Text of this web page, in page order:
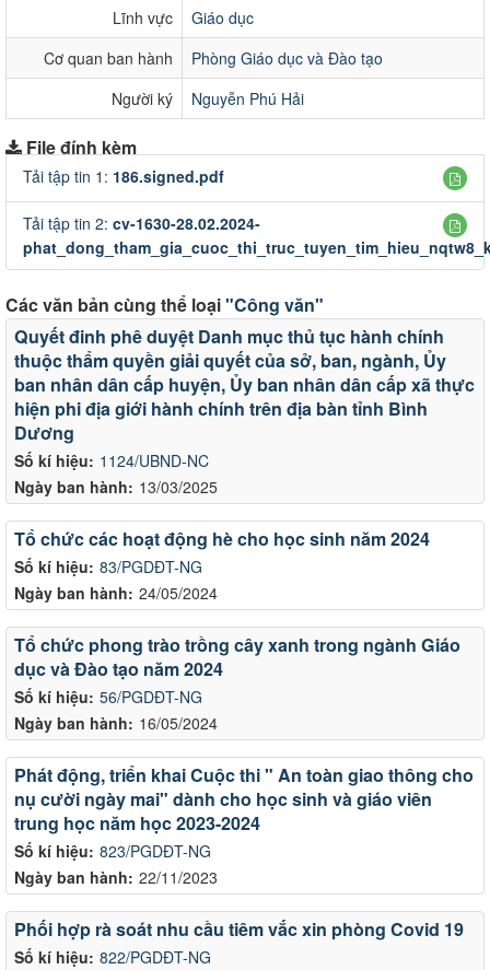
Lĩnh vực
Giáo dục
Cơ quan ban hành
Phòng Giáo dục và Đào tạo
Người ký
Nguyễn Phú Hải
File đính kèm
Tải tập tin 1: 186.signed.pdf
Tải tập tin 2: cv-1630-28.02.2024-
Các văn bản cùng thể loại"Công văn"
Số kí hiệu: 1124/UBND-NC
Ngày ban hành: 13/03/2025
Quyết đinh phê duyệt Danh mục thủ tục hành chính
thuộc thẩm quyền giải quyết của sở, ban, ngành, Ủy
ban nhân dân cấp huyện, Ủy ban nhân dân cấp xã thực
hiện phi địa giới hành chính trên địa bàn tỉnh Bình
Dương
Số kí hiệu: 83/PGDĐT-NG
Ngày ban hành: 24/05/2024
Tổ chức các hoạt động hè cho học sinh năm 2024
Số kí hiệu: 56/PGDĐT-NG
Ngày ban hành: 16/05/2024
Tổ chức phong trào trồng cây xanh trong ngành Giáo
dục và Đào tạo năm 2024
Số kí hiệu: 823/PGDĐT-NG
Ngày ban hành: 22/11/2023
Phát động, triển khai Cuộc thi " An toàn giao thông cho
nụ cười ngày mai" dành cho học sinh và giáo viên
trung học năm học 2023-2024
Số kí hiệu: 822/PGDĐT-NG
Phối hợp rà soát nhu cầu tiêm vắc xin phòng Covid 19